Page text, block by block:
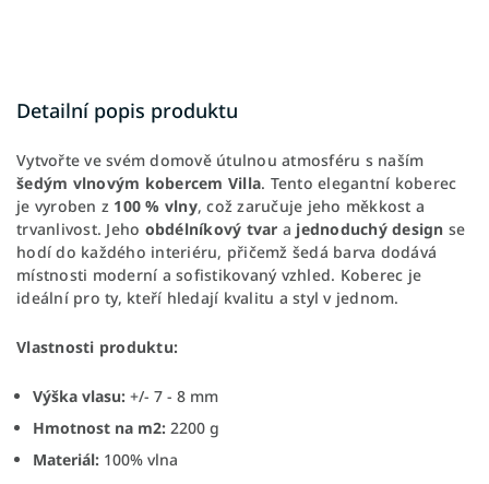
Detailní popis produktu
Vytvořte ve svém domově útulnou atmosféru s naším
šedým vlnovým kobercem Villa. Tento elegantní koberec
je vyroben z 100 % vlny, což zaručuje jeho měkkost a
trvanlivost. Jeho obdélníkový tvar a jednoduchý design se
hodí do každého interiéru, přičemž šedá barva dodává
místnosti moderní a sofistikovaný vzhled. Koberec je
ideální pro ty, kteří hledají kvalitu a styl v jednom.
Vlastnosti produktu:
Výška vlasu: +/- 7 - 8 mm
Hmotnost na m2: 2200 g
Materiál: 100% vlna